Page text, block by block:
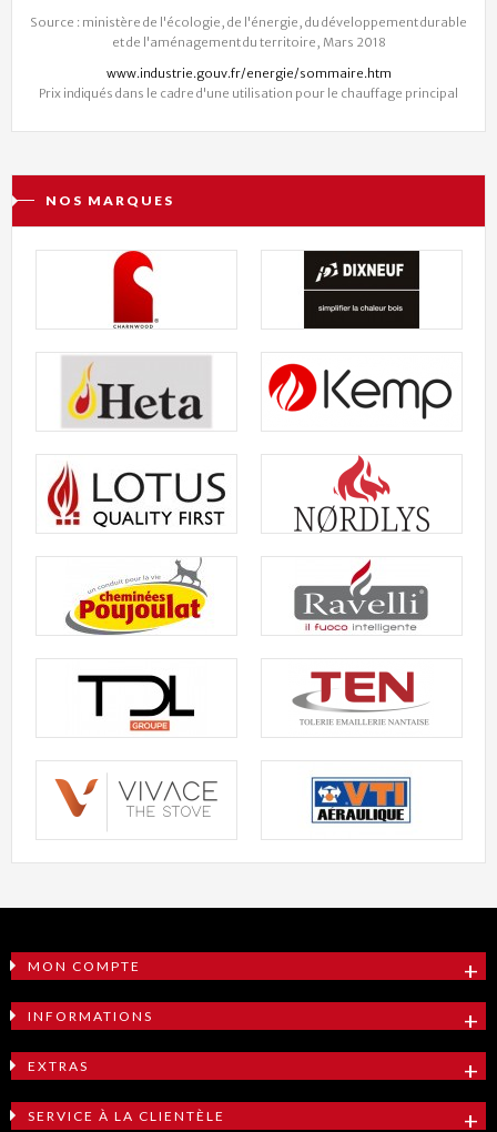
Source : ministère de l'écologie, de l'énergie, du développement durable
et de l'aménagement du territoire, Mars 2018
www.industrie.gouv.fr/energie/sommaire.htm
Prix indiqués dans le cadre d'une utilisation pour le chauffage principal
NOS MARQUES
MON COMPTE
INFORMATIONS
EXTRAS
SERVICE À LA CLIENTÈLE